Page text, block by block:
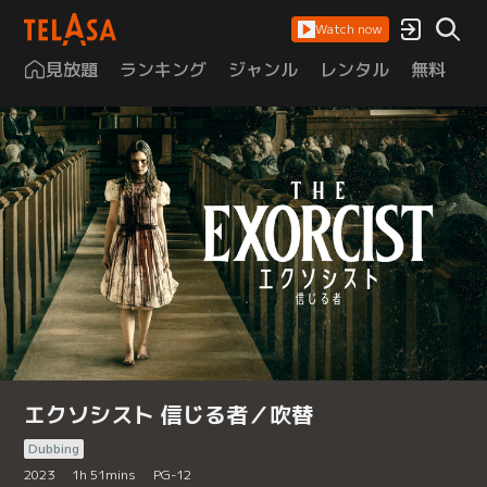
Watch now
見放題 ランキング ジャンル レンタル 無料
エクソシスト 信じる者／吹替
Dubbing
2023
1h 51mins PG-12